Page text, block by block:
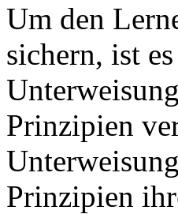
Um den
sichern, ist
Prinzipien
Prinzipien